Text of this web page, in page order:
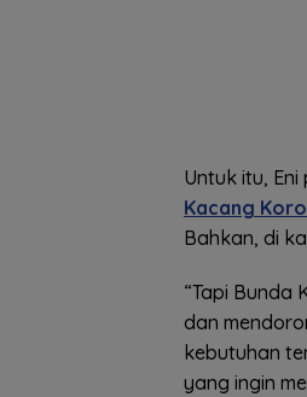
Untuk itu,
Kacang Koro
Bahkan, di
“Tapi Bunda
dan
kebutuhan
yang ingin